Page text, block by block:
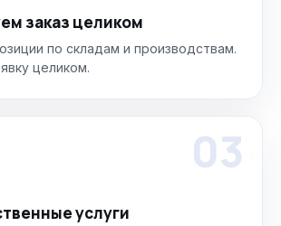
заказ целиком
по складам и производствам.
целиком.
03
услуги